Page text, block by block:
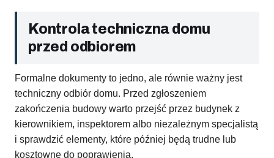
Kontrola techniczna domu
przed odbiorem
Formalne dokumenty to jedno, ale równie ważny jest
techniczny odbiór domu. Przed zgłoszeniem
zakończenia budowy warto przejść przez budynek z
kierownikiem, inspektorem albo niezależnym specjalistą
i sprawdzić elementy, które później będą trudne lub
kosztowne do poprawienia.